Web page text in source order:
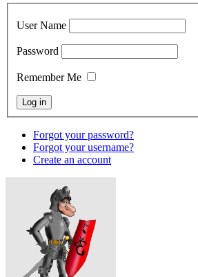
User Name
Password
Remember Me
Forgot your password?
Forgot your username?
Create an account